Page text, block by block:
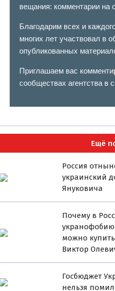
вещания: комментарии на
Благодарим всех и
многих лет участвовал в
опубликованных
Приглашаем вас
сообществах агентства в
Ещё
Россия
украинский
Януковича
Почему в
укранофобию
можно
Виктор
Госбюджет
нельзя